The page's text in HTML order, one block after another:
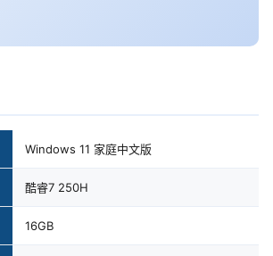
Windows 11 家庭中文版
酷睿7 250H
16GB